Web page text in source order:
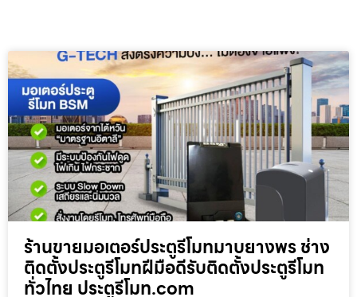
ร้านขายมอเตอร์ประตูรีโมทมาบยางพร ช่าง
ติดตั้งประตูรีโมทฝีมือดีรับติดตั้งประตูรีโมท
ทั่วไทย ประตูรีโมท.com